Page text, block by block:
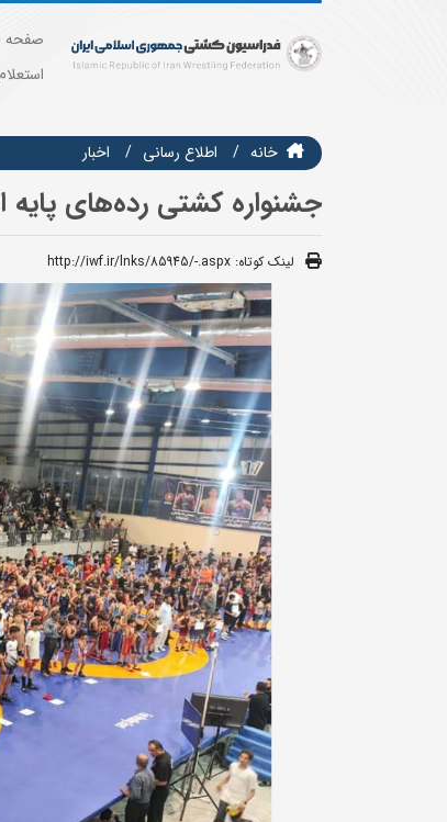
خانه اطلاع رسانی اخبار
جشنواره کشتی رده‌های پایه
لینک کوتاه: http://iwf.ir/lnks/85945/-.aspx